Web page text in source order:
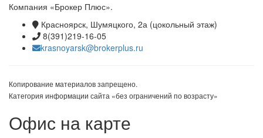
Компания «Брокер Плюс».
Красноярск, Шумяцкого, 2а (цокольный этаж)
8(391)219-16-05
krasnoyarsk@brokerplus.ru
Копирование материалов запрещено.
Категория информации сайта «без ограничений по возрасту»
Офис на карте